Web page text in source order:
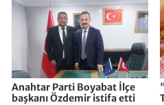
Anahtar Parti Boyabat İlçe
başkanı Özdemir istifa etti